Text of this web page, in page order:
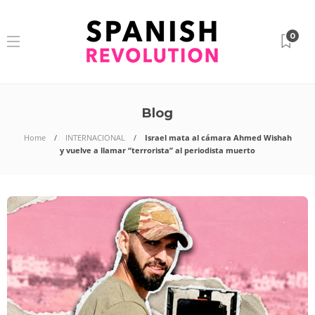
0
Blog
Home INTERNACIONAL
Israel mata al cámara Ahmed Wishah
y vuelve a llamar “terrorista” al periodista muerto